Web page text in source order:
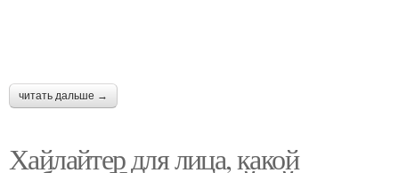
читать дальше →
Хайлайтер для лица, какой